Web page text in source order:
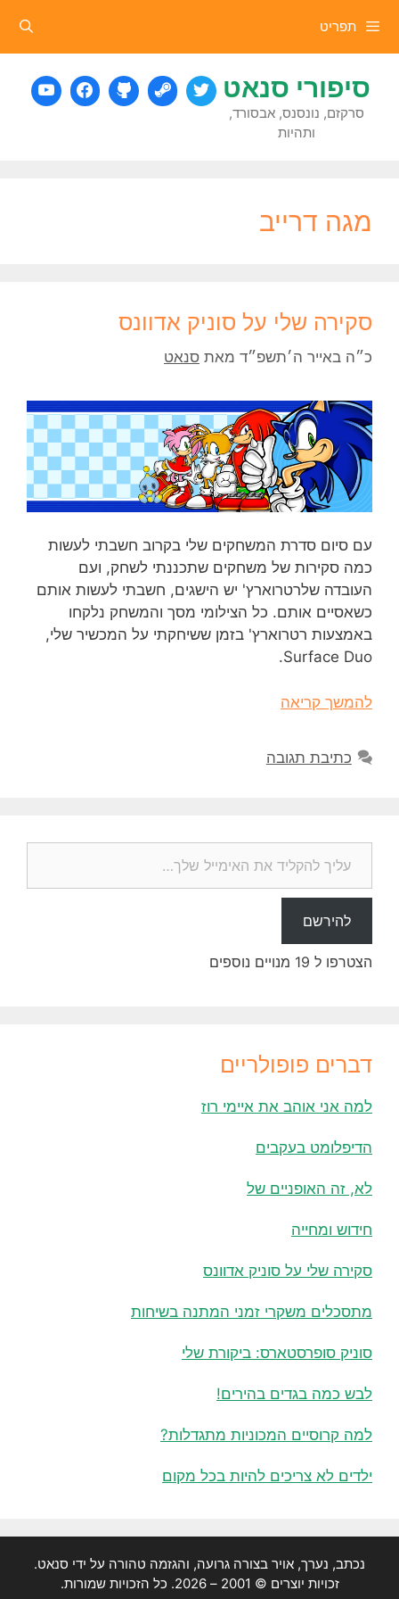
לתוכן תפריט
סיפורי סנאט
סרקזם, נונסנס, אבסורד,
ותהיות
מגה דרייב
סקירה שלי על סוניק אדוונס
כ״ה באייר ה׳תשפ״ד מאת סנאט
עם סיום סדרת המשחקים שלי בקרוב חשבתי לעשות
כמה סקירות של משחקים שתכננתי לשחק, ועם
העובדה שלרטרוארץ' יש הישגים, חשבתי לעשות אותם
כשאסיים אותם. כל הצילומי מסך והמשחק נלקחו
באמצעות רטרוארץ' בזמן ששיחקתי על המכשיר שלי,
Surface Duo.
להמשך קריאה
כתיבת תגובה
עליך להקליד את האימייל שלך…
להירשם
הצטרפו ל 19 מנויים נוספים
דברים פופולריים
למה אני אוהב את איימי רוז
הדיפלומט בעקבים
לא, זה האופניים של
חידוש ומחייה
סקירה שלי על סוניק אדוונס
מתסכלים משקרי זמני המתנה בשיחות
סוניק סופרסטארס: ביקורת שלי
לבש כמה בגדים בהירים!
למה קרוסיים המכוניות מתגדלות?
ילדים לא צריכים להיות בכל מקום
נכתב, נערך, אויר בצורה גרועה, והגזמה טהורה על ידי סנאט.
זכויות יוצרים © 2001 – 2026. כל הזכויות שמורות.